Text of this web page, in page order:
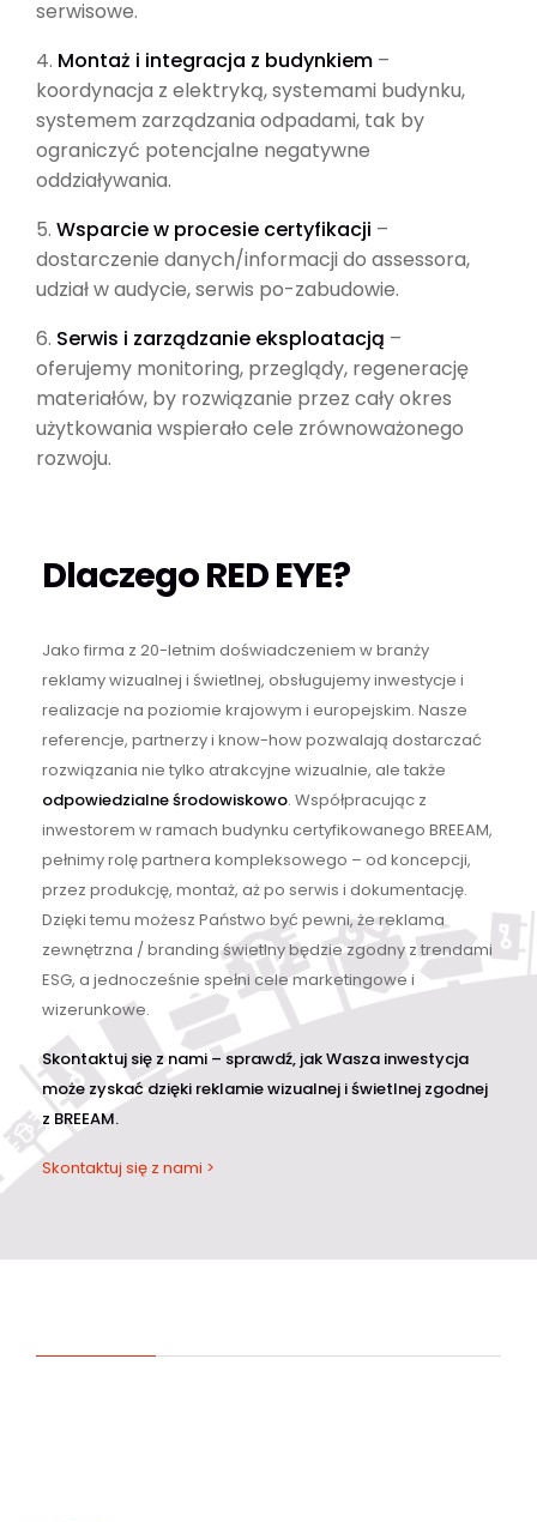
serwisowe.
4. Montaż i integracja z budynkiem –
koordynacja z elektryką, systemami budynku,
systemem zarządzania odpadami, tak by
ograniczyć potencjalne negatywne
oddziaływania.
5. Wsparcie w procesie certyfikacji –
dostarczenie danych/informacji do assessora,
udział w audycie, serwis po-zabudowie.
6. Serwis i zarządzanie eksploatacją –
oferujemy monitoring, przeglądy, regenerację
materiałów, by rozwiązanie przez cały okres
użytkowania wspierało cele zrównoważonego
rozwoju.
Dlaczego RED EYE?
Jako firma z 20-letnim doświadczeniem w branży
reklamy wizualnej i świetlnej, obsługujemy inwestycje i
realizacje na poziomie krajowym i europejskim. Nasze
referencje, partnerzy i know-how pozwalają dostarczać
rozwiązania nie tylko atrakcyjne wizualnie, ale także
odpowiedzialne środowiskowo. Współpracując z
inwestorem w ramach budynku certyfikowanego BREEAM,
pełnimy rolę partnera kompleksowego – od koncepcji,
przez produkcję, montaż, aż po serwis i dokumentację.
Dzięki temu możesz Państwo być pewni, że reklama
zewnętrzna / branding świetlny będzie zgodny z trendami
ESG, a jednocześnie spełni cele marketingowe i
wizerunkowe.
Skontaktuj się z nami – sprawdź, jak Wasza inwestycja
może zyskać dzięki reklamie wizualnej i świetlnej zgodnej
z BREEAM.
Skontaktuj się z nami >